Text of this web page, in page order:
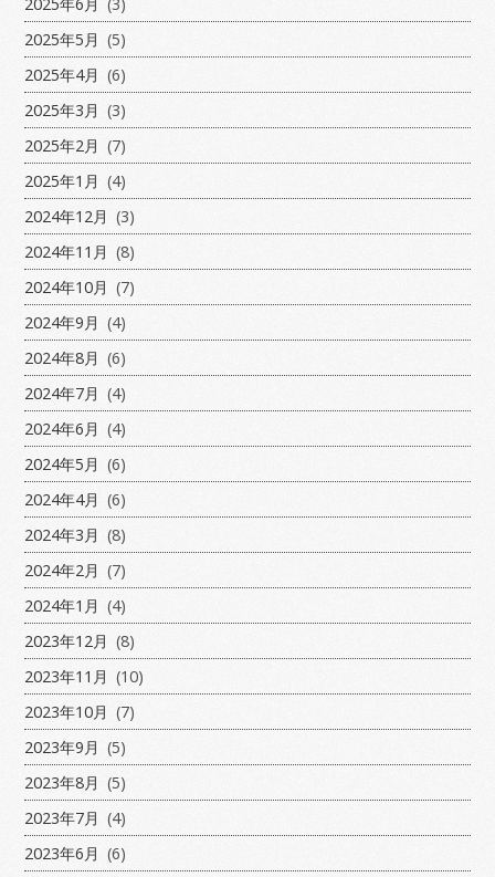
2025年5月 (5)
2025年4月 (6)
2025年3月 (3)
2025年2月 (7)
2025年1月 (4)
2024年12月 (3)
2024年11月 (8)
2024年10月 (7)
2024年9月 (4)
2024年8月 (6)
2024年7月 (4)
2024年6月 (4)
2024年5月 (6)
2024年4月 (6)
2024年3月 (8)
2024年2月 (7)
2024年1月 (4)
2023年12月 (8)
2023年11月 (10)
2023年10月 (7)
2023年9月 (5)
2023年8月 (5)
2023年7月 (4)
2023年6月 (6)